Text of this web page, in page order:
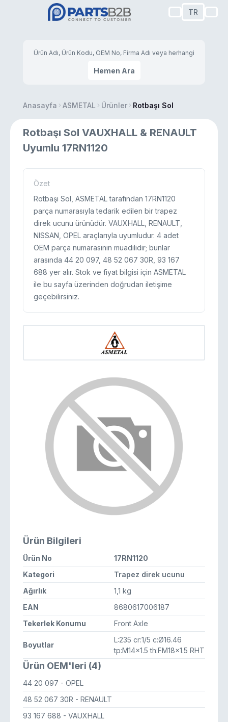
TR
Hemen Ara
Anasayfa ASMETAL Ürünler Rotbaşı Sol
Rotbaşı Sol VAUXHALL & RENAULT
Uyumlu 17RN1120
Özet
Rotbaşı Sol, ASMETAL tarafından 17RN1120
parça numarasıyla tedarik edilen bir trapez
direk ucunu ürünüdür. VAUXHALL, RENAULT,
NISSAN, OPEL araçlarıyla uyumludur. 4 adet
OEM parça numarasının muadilidir; bunlar
arasında 44 20 097, 48 52 067 30R, 93 167
688 yer alır. Stok ve fiyat bilgisi için ASMETAL
ile bu sayfa üzerinden doğrudan iletişime
geçebilirsiniz.
Ürün Bilgileri
Ürün No
17RN1120
Kategori
Trapez direk ucunu
Ağırlık
1,1 kg
EAN
8680617006187
Tekerlek Konumu
Front Axle
Boyutlar
L:235 cr:1/5 c:Ø16.46
tp:M14x1.5 th:FM18x1.5 RHT
Ürün OEM'leri (4)
44 20 097 - OPEL
48 52 067 30R - RENAULT
93 167 688 - VAUXHALL